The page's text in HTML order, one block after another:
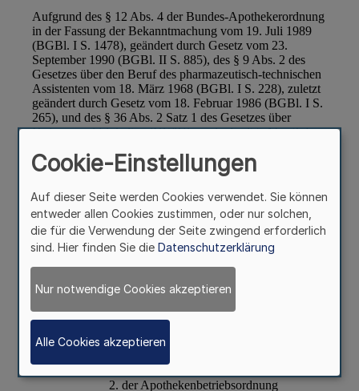
Cookie-Einstellungen
Auf dieser Seite werden Cookies verwendet. Sie können
entweder allen Cookies zustimmen, oder nur solchen,
die für die Verwendung der Seite zwingend erforderlich
sind. Hier finden Sie die Datenschutzerklärung
Nur notwendige Cookies akzeptieren
Alle Cookies akzeptieren